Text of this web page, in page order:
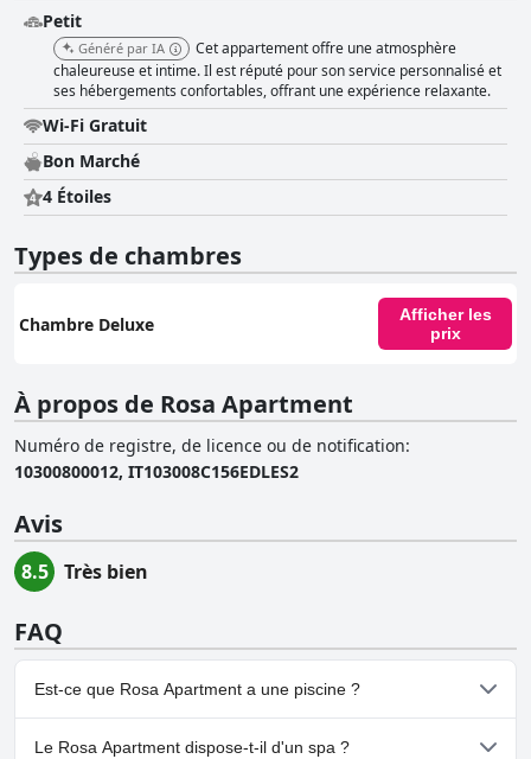
Petit
Généré par IA
Cet appartement offre une atmosphère
chaleureuse et intime. Il est réputé pour son service personnalisé et
ses hébergements confortables, offrant une expérience relaxante.
Wi-Fi Gratuit
Bon Marché
4 Étoiles
Types de chambres
Chambre Deluxe
Afficher les
prix
À propos de Rosa Apartment
Numéro de registre, de licence ou de notification:
10300800012, IT103008C156EDLES2
Avis
8.5 Très bien
FAQ
Est-ce que Rosa Apartment a une piscine ?
Non, Rosa Apartment n'a pas de piscine.
Le Rosa Apartment dispose-t-il d'un spa ?